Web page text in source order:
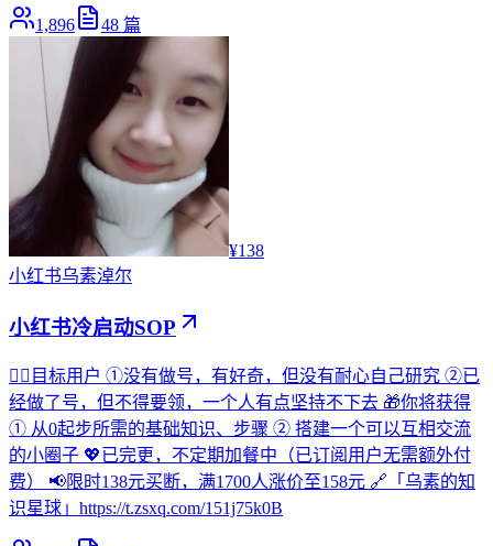
1,896 48 篇
¥138
小红书乌素淖尔
小红书冷启动SOP
🙋‍♀️目标用户 ①没有做号，有好奇，但没有耐心自己研究 ②已
经做了号，但不得要领，一个人有点坚持不下去 🎁你将获得
① 从0起步所需的基础知识、步骤 ② 搭建一个可以互相交流
的小圈子 💖已完更，不定期加餐中（已订阅用户无需额外付
费） 📢限时138元买断，满1700人涨价至158元 🔗「乌素的知
识星球」https://t.zsxq.com/151j75k0B